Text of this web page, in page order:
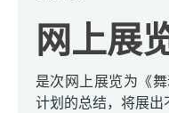
网上展
是次网上展览为《
计划的总结，将展